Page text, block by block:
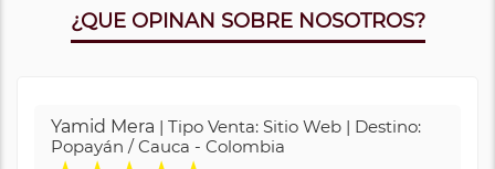
¿QUE OPINAN SOBRE NOSOTROS?
Yamid Mera | Tipo Venta: Sitio Web | Destino:
Popayán / Cauca - Colombia